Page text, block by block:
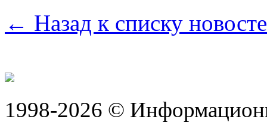
← Назад к списку
1998-2026 ©